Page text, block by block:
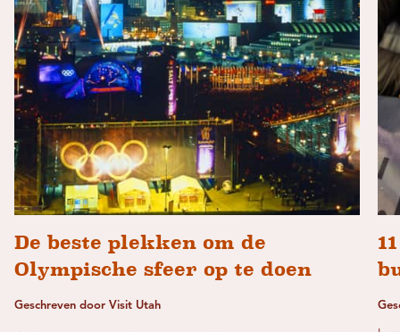
De beste plekken om de
Olympische sfeer op te doen
Geschreven door Visit Utah